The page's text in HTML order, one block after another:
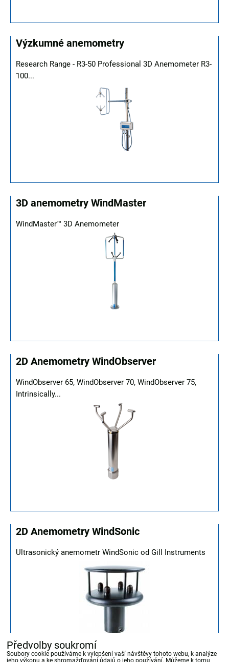
Výzkumné anemometry
Research Range - R3-50 Professional 3D Anemometer R3-
100...
3D anemometry WindMaster
WindMaster™ 3D Anemometer
2D Anemometry WindObserver
WindObserver 65, WindObserver 70, WindObserver 75,
Intrinsically...
2D Anemometry WindSonic
Ultrasonický anemometr WindSonic od Gill Instruments
Předvolby soukromí
Soubory cookie používáme k vylepšení vaší návštěvy tohoto webu, k analýze
jeho výkonu a ke shromažďování údajů o jeho používání. Můžeme k tomu